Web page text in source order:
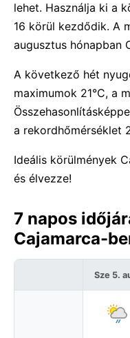
lehet. Használja ki a
16 körül kezdődik. A
augusztus hónapban
A következő hét
maximumok 21°C, a
a rekordhőmérséklet
Ideális körülmények
és élvezze!
7 napos
Cajamarca-
Sze 5.